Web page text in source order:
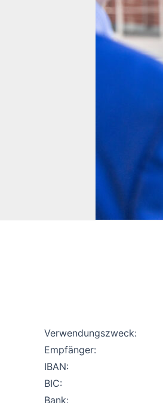
Verwendungszweck:
Empfänger:
IBAN:
BIC:
Bank: